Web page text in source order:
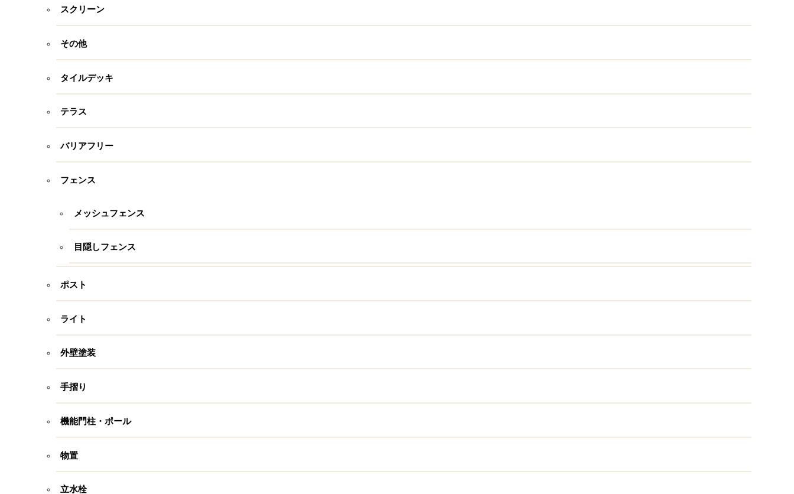
スクリーン
その他
タイルデッキ
テラス
バリアフリー
フェンス
メッシュフェンス
目隠しフェンス
ポスト
ライト
外壁塗装
手摺り
機能門柱・ポール
物置
立水栓